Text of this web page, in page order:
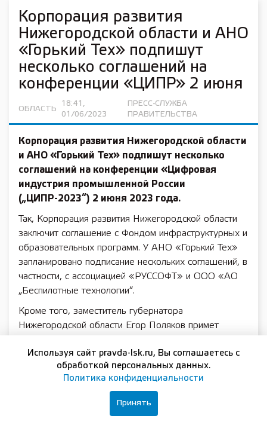
Корпорация развития
Нижегородской области и АНО
«Горький Тех» подпишут
несколько соглашений на
конференции «ЦИПР» 2 июня
ОБЛАСТЬ
18:41,
01/06/2023
ПРЕСС-СЛУЖБА
ПРАВИТЕЛЬСТВА
Корпорация развития Нижегородской области
и АНО «Горький Тех» подпишут несколько
соглашений на конференции «Цифровая
индустрия промышленной России
(„ЦИПР-2023“) 2 июня 2023 года.
Так, Корпорация развития Нижегородской области
заключит соглашение с Фондом инфраструктурных и
образовательных программ. У АНО «Горький Тех»
запланировано подписание нескольких соглашений, в
частности, с ассоциацией «РУССОФТ» и ООО «АО
„Беспилотные технологии“.
Кроме того, заместитель губернатора
Нижегородской области Егор Поляков примет
цифрового развития».
Министр цифрового развития и связи
Нижегородской области Александр Синелобов
выступит модератором сессии «МФЦ в условиях
цифровой трансформации».
Используя сайт pravda-lsk.ru, Вы соглашаетесь с
обработкой персональных данных.
Политика конфиденциальности
Принять